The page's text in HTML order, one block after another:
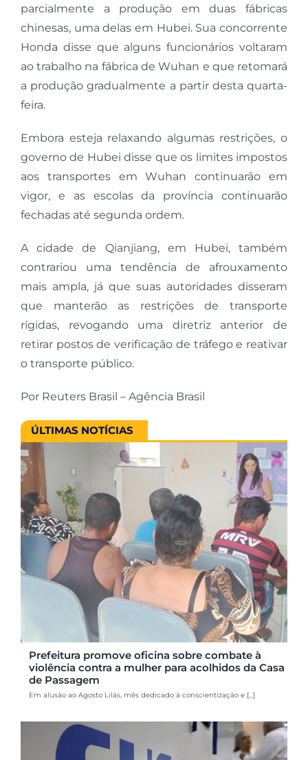
parcialmente a produção em duas fábricas
chinesas, uma delas em Hubei. Sua concorrente
Honda disse que alguns funcionários voltaram
ao trabalho na fábrica de Wuhan e que retomará
a produção gradualmente a partir desta quarta-
feira.
Embora esteja relaxando algumas restrições, o
governo de Hubei disse que os limites impostos
aos transportes em Wuhan continuarão em
vigor, e as escolas da província continuarão
fechadas até segunda ordem.
A cidade de Qianjiang, em Hubei, também
contrariou uma tendência de afrouxamento
mais ampla, já que suas autoridades disseram
que manterão as restrições de transporte
rígidas, revogando uma diretriz anterior de
retirar postos de verificação de tráfego e reativar
o transporte público.
Por Reuters Brasil – Agência Brasil
ÚLTIMAS NOTÍCIAS
Prefeitura promove oficina sobre combate à
violência contra a mulher para acolhidos da Casa
de Passagem
Em alusão ao Agosto Lilás, mês dedicado à conscientização e [...]